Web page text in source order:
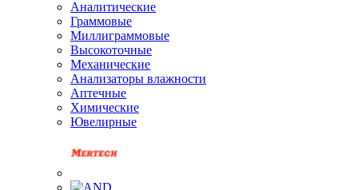
Аналитические
Граммовые
Миллиграммовые
Высокоточные
Механические
Анализаторы влажности
Аптечные
Химические
Ювелирные